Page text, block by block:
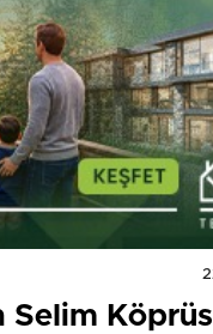
Selim